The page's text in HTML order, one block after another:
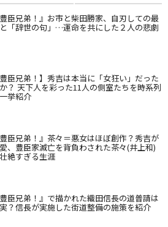
豊臣兄弟！』お市と柴田勝家、自刃しての最
「辞世の句」…運命を共にした２人の悲劇
豊臣兄弟！】秀吉は本当に「女狂い」だった
？ 天下人を彩った11人の側室たちを時系列
挙紹介
豊臣兄弟！』茶々＝悪女はほぼ創作？秀吉が
、豊臣家滅亡を背負わされた茶々(井上和)
絶すぎる生涯
豊臣兄弟！』で描かれた織田信長の道普請は
？信長が実施した街道整備の施策を紹介